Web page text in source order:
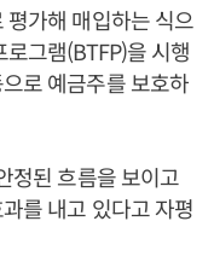
가해 매입하는 식으
그램(BTFP)을 시행
로 예금주를 보호하
정된 흐름을 보이고
를 내고 있다고 자평